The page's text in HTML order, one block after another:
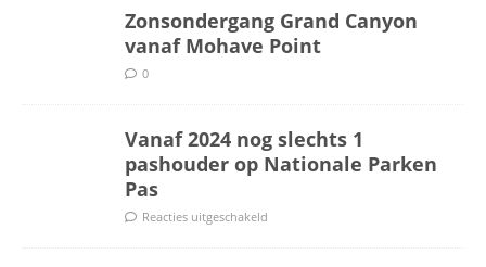
Zonsondergang Grand Canyon
vanaf Mohave Point
0
Vanaf 2024 nog slechts 1
pashouder op Nationale Parken
Pas
Reacties uitgeschakeld